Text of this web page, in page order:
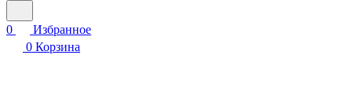
0
Избранное
0 Корзина